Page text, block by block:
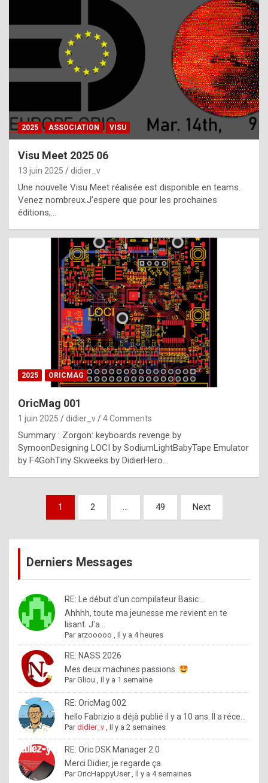
h
a
t
t
e
b
e
s
t
p
h
o
n
y
l
e
x
a
%
m
a
d
b
y
o
l
e
x
2025 ASSOCIATION VISU
Visu Meet 2025 06
13 juin 2025 didier_v
Une nouvelle Visu Meet réalisée est disponible en teams.
Venez nombreux.J’espere que pour les prochaines
éditions,…
2025 ORICMAG
OricMag 001
1 juin 2025 didier_v 4 Comments
Summary : Zorgon: keyboards revenge by
SymoonDesigning LOCI by SodiumLightBabyTape Emulator
by F4GohTiny Skweeks by DidierHero…
Pagination
publications
1 2 … 49 Next
Derniers Messages
RE: Le début d'un compilateur Basic ...
Ahhhh, toute ma jeunesse me revient en te
lisant. J'a...
Par arzooooo ,Il y a 4 heures
RE: NASS 2026
Mes deux machines passions.
ParGliou ,Il y a 1 semaine
RE: OricMag 002
hello Fabrizio a déjà publié il y a 10 ans. Il a réce...
Pardidier_v ,Il y a 2 semaines
RE: Oric DSK Manager 2.0
Merci Didier, je regarde ça.
ParOricHappyUser,Il y a 4 semaines